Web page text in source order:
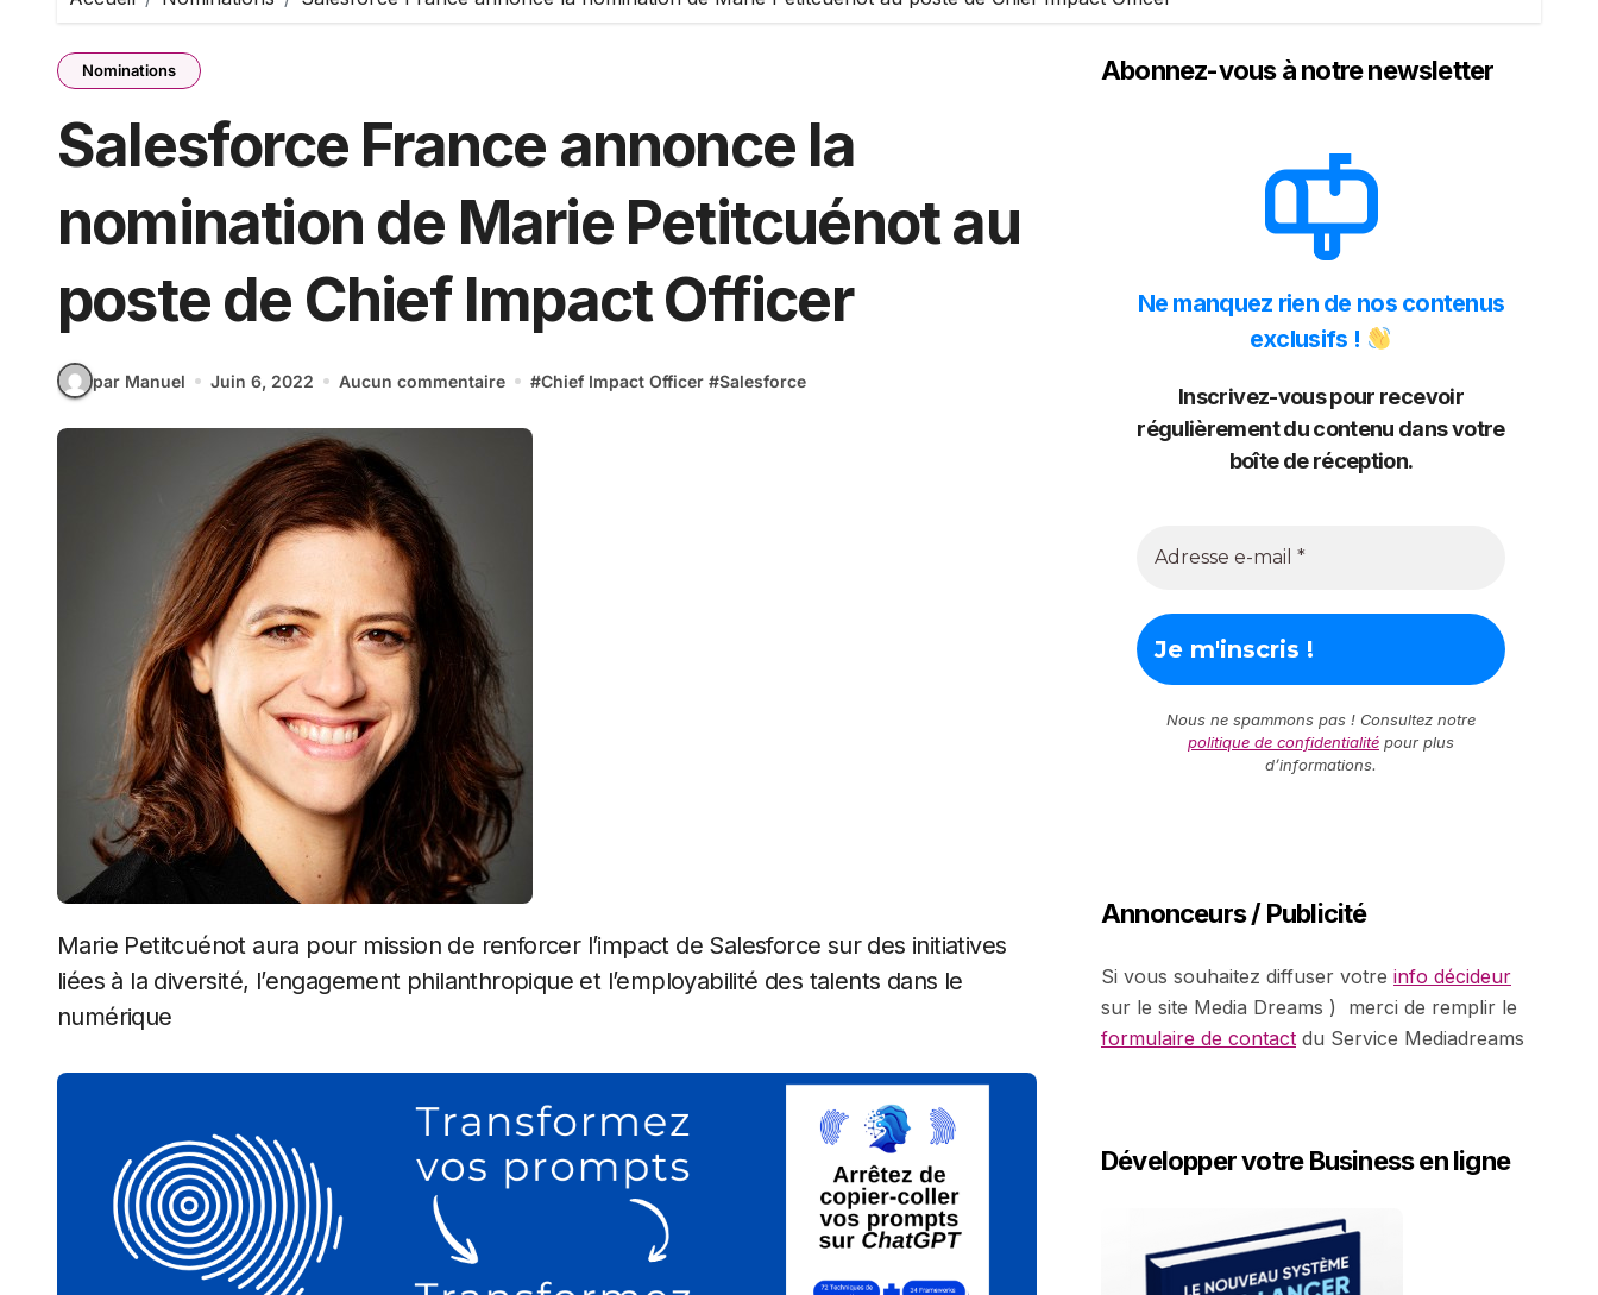
Nominations
Salesforce France annonce la
nomination de Marie Petitcuénot au
poste de Chief Impact Officer
par Manuel Juin 6, 2022 Aucun commentaire #Chief Impact Officer #Salesforce
Marie Petitcuénot aura pour mission de renforcer l’impact de Salesforce sur des initiatives
liées à la diversité, l’engagement philanthropique et l’employabilité des talents dans le
numérique
Abonnez-vous à notre newsletter
Ne manquez rien de nos contenus
exclusifs !
Inscrivez-vous pour recevoir
régulièrement du contenu dans votre
boîte de réception.
Nous ne spammons pas ! Consultez notre
politique de confidentialité pour plus
d’informations.
Annonceurs / Publicité
Si vous souhaitez diffuser votre info décideur
sur le site Media Dreams ) merci de remplir le
formulaire de contact du Service Mediadreams
Développer votre Business en ligne